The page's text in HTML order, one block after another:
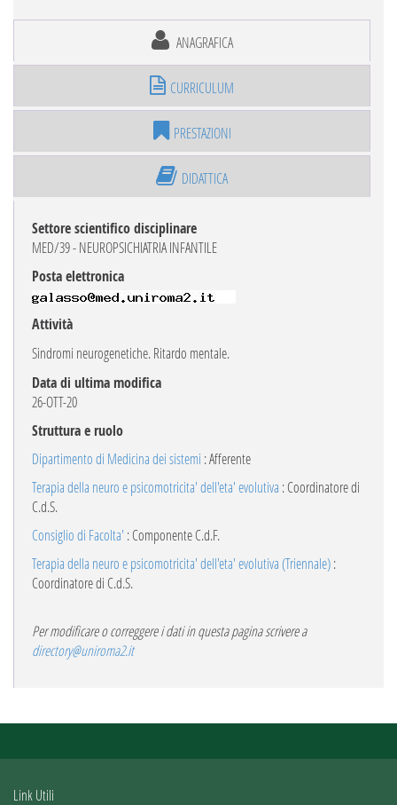
ANAGRAFICA
CURRICULUM
PRESTAZIONI
DIDATTICA
Settore scientifico disciplinare
MED/39 - NEUROPSICHIATRIA INFANTILE
Posta elettronica
Attività
Sindromi neurogenetiche. Ritardo mentale.
Data di ultima modifica
26-OTT-20
Struttura e ruolo
Dipartimento di Medicina dei sistemi : Afferente
Terapia della neuro e psicomotricita' dell'eta' evolutiva : Coordinatore di
C.d.S.
Consiglio di Facolta' : Componente C.d.F.
Terapia della neuro e psicomotricita' dell'eta' evolutiva (Triennale):
Coordinatore di C.d.S.
Per modificare o correggere i dati in questa pagina scrivere a
directory@uniroma2.it
Link Utili